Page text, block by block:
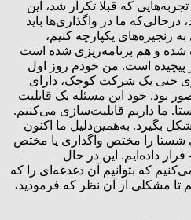
تجربه‌هایی که قبلا تکرار شد، این
ما در واگذاری‌ها باید
زنجیره‌های یکپارچه کنیم،
شده و هم برنامه‌ریزی شده است
پیچیده است. من خودم روز اول
حتی یک شرکت کوچک، دارای
بود. خود این مسئله یک قابلیت
ما داریم قابلیت‌سازی می‌کنیم.
بگیرد. به‌همین‌دلیل ما اکنون
شستا را مختص واگذاری یا مختص
داده‌ایم. این در حال
که بتوانیم آن دغدغه‌ای را که
مشکلی از آن نظر که فرمودید،